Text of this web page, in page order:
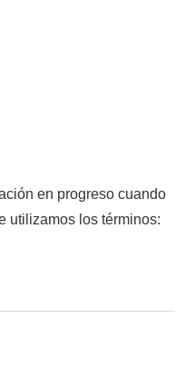
en progreso cuando
utilizamos los términos: